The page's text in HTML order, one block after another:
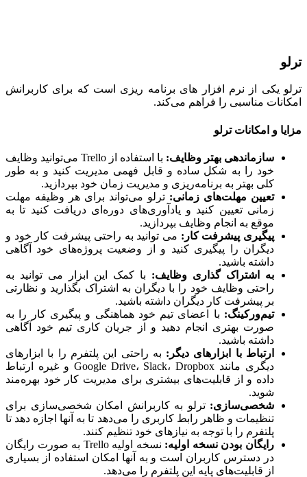
یکی از نرم افزار های برنامه ریزی است که برای کاربرانش
مناسبی را فراهم می‌کند.
و امکانات ترلو
سازماندهی بهتر وظایف:
با استفاده از Trello می‌توانید وظایف
خود را به شکل ساده و قابل فهمی مدیریت کنید و به طور
کلی بهتر به برنامه‌ریزی و مدیریت زمان خود بپردازید.
تعیین مهلت‌های زمانی :ترلو می‌تواند برای هر وظیفه مهلت
زمانی تعیین کنید و یادآوری‌های دوره‌ای دریافت کنید تا به
موقع به انجام وظایف بپردازید.
پیگیری پیشرفت کار:می توانید به راحتی پیشرفت کار خود و
دیگران را پیگیری کنید و از وضعیت پروژه‌های خود آگاهی
داشته باشید.
به اشتراک گذاری وظایف:با کمک این ابزار می توانید به
راحتی وظایف خود را با دیگران به اشتراک بگذارید و نظارتی
بر پیشرفت کار دیگران داشته باشید.
تیم‌ورکینگ:با اعضای تیم خود هماهنگی و پیگیری کار را به
صورت بهتری انجام دهید و از جریان کاری تیم خود آگاهی
داشته باشید.
ارتباط با ابزارهای دیگر :به راحتی این پلتفرم را با ابزارهای
دیگری مانند Google Drive، Slack، Dropbox و غیره ارتباط
داده و از قابلیت‌های بیشتری برای مدیریت کار خود بهره‌مند
شوید.
شخصی‌سازی:ترلو به کاربرانش امکان شخصی‌سازی برای
تنظیمات و ظاهر رابط کاربری را می‌دهد تا به آنها اجازه دهد تا
پلتفرم را با توجه به نیازهای خود تنظیم کنند.
رایگان بودن نسخه اولیه:
نسخه اولیه Trello به صورت رایگان
در دسترس کاربران است و به آنها امکان استفاده از بسیاری
از قابلیت‌های پایه این پلتفرم را می‌دهد.